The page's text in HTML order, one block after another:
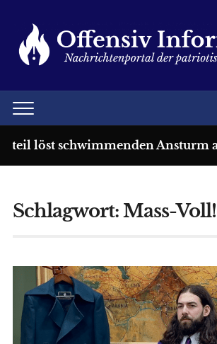
löst schwimmenden Ansturm aus
Schlagwort:Mass-Voll!